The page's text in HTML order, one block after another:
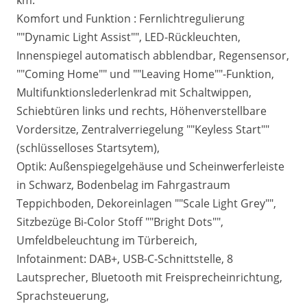
Komfort und Funktion : Fernlichtregulierung
""Dynamic Light Assist"", LED-Rückleuchten,
Innenspiegel automatisch abblendbar, Regensensor,
""Coming Home"" und ""Leaving Home""-Funktion,
Multifunktionslederlenkrad mit Schaltwippen,
Schiebtüren links und rechts, Höhenverstellbare
Vordersitze, Zentralverriegelung ""Keyless Start""
(schlüsselloses Startsytem),
Optik: Außenspiegelgehäuse und Scheinwerferleiste
in Schwarz, Bodenbelag im Fahrgastraum
Teppichboden, Dekoreinlagen ""Scale Light Grey"",
Sitzbezüge Bi-Color Stoff ""Bright Dots"",
Umfeldbeleuchtung im Türbereich,
Infotainment: DAB+, USB-C-Schnittstelle, 8
Lautsprecher, Bluetooth mit Freisprecheinrichtung,
Sprachsteuerung,